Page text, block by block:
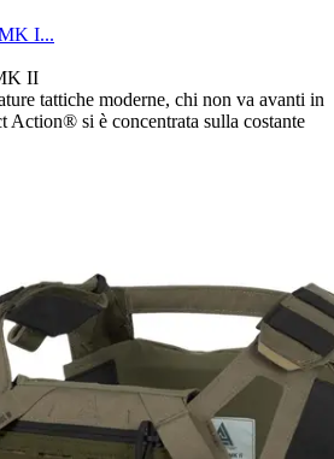
I...
II
tattiche moderne, chi non va avanti in
Action® si è concentrata sulla costante